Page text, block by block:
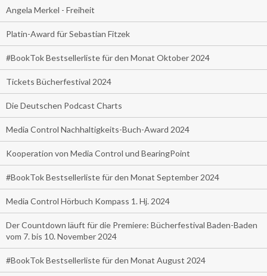
Angela Merkel - Freiheit
Platin-Award für Sebastian Fitzek
#BookTok Bestsellerliste für den Monat Oktober 2024
Tickets Bücherfestival 2024
Die Deutschen Podcast Charts
Media Control Nachhaltigkeits-Buch-Award 2024
Kooperation von Media Control und BearingPoint
#BookTok Bestsellerliste für den Monat September 2024
Media Control Hörbuch Kompass 1. Hj. 2024
Der Countdown läuft für die Premiere: Bücherfestival Baden-Baden
vom 7. bis 10. November 2024
#BookTok Bestsellerliste für den Monat August 2024